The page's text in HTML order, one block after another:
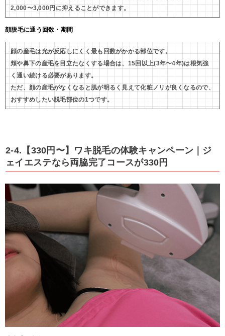
2,000〜3,000円に抑えることができます。
顔脱毛に通う回数・期間
顔の産毛は光が反応しにくく最も回数がかかる部位です。
頬や鼻下の産毛を目立たなくする場合は、15回以上(3年〜4年)は根気強
く通い続ける必要があります。
ただ、顔の産毛がなくなると肌が明るく見えて化粧ノリが良くなるので、
おすすめしたい脱毛部位の1つです。
2-4.【330円〜】ワキ脱毛の体験キャンペーン｜ジ
ェイエステなら両脇完了コースが330円